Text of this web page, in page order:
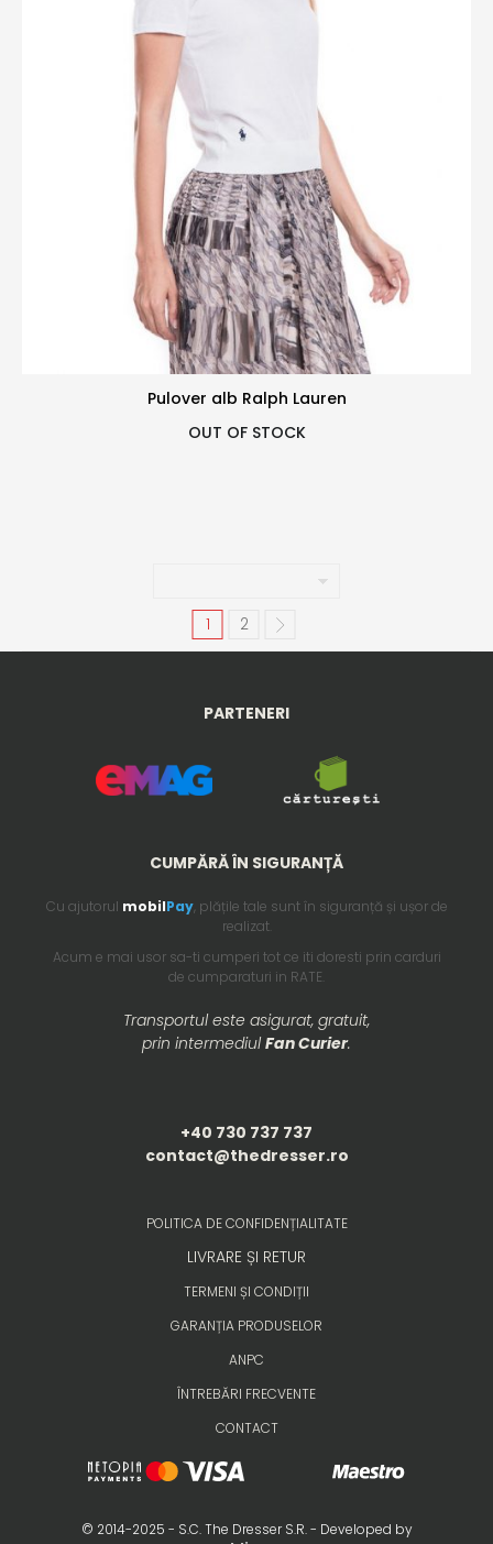
Pulover alb Ralph Lauren
OUT OF STOCK
1 2
PARTENERI
CUMPĂRĂ ÎN SIGURANȚĂ
Cu ajutorul mobilPay, plățile tale sunt în siguranță și ușor de
realizat.
Acum e mai usor sa-ti cumperi tot ce iti doresti prin carduri
de cumparaturi in RATE.
Transportul este asigurat, gratuit,
prin intermediulFan Curier.
+40 730 737 737
contact@thedresser.ro
POLITICA DE CONFIDENȚIALITATE
LIVRARE ȘI RETUR
TERMENI ȘI CONDIȚII
GARANȚIA PRODUSELOR
ANPC
ÎNTREBĂRI FRECVENTE
CONTACT
© 2014-2025 - S.C. The Dresser S.R. - Developed by